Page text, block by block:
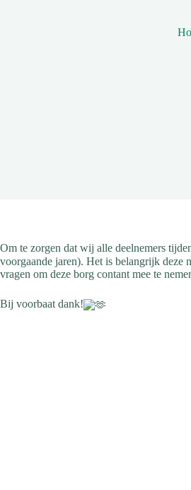
Om te zorgen dat wij alle deelnemers
voorgaande jaren). Het is belangrijk deze
vragen om deze borg contant mee te
Bij voorbaat dank!